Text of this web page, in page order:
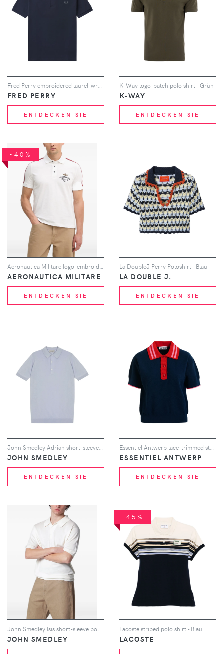
FRED PERRY
ENTDECKEN SIE
K-Way logo-patch polo shirt - Grün
K-WAY
ENTDECKEN SIE
-40%
Aeronautica Militare logo-embroidered side-stripe Polo shirt - Weiß
AERONAUTICA MILITARE
ENTDECKEN SIE
La DoubleJ Perry Poloshirt - Blau
LA DOUBLE J.
ENTDECKEN SIE
John Smedley Adrian short-sleeve polo shirt - Blau
JOHN SMEDLEY
ENTDECKEN SIE
Essentiel Antwerp lace-trimmed strawberry-button polo top - Blau
ESSENTIEL ANTWERP
ENTDECKEN SIE
JOHN SMEDLEY
-45%
Lacoste striped polo shirt - Blau
LACOSTE